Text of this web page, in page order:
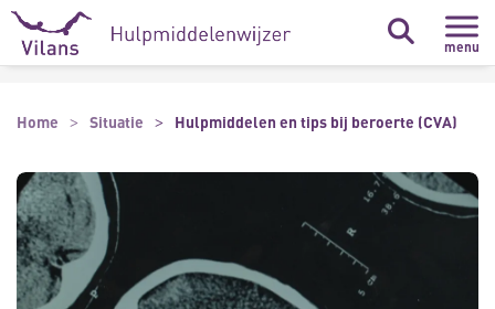
Naar hoofdinhoud
Naar footer
menu
Home Situatie Hulpmiddelen en tips bij beroerte (CVA)